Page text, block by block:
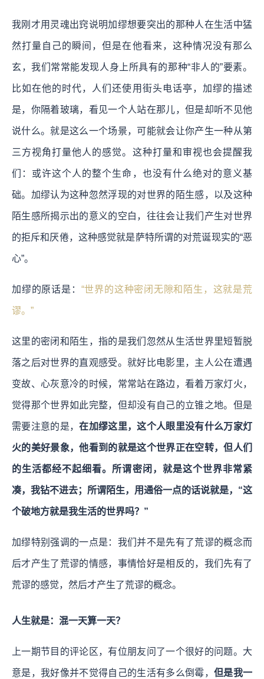
我刚才用灵魂出窍说明加缪想要突出的那种人在生活中猛
然打量自己的瞬间，但是在他看来，这种情况没有那么
玄，我们常常能发现人身上所具有的那种“非人的”要素。
比如在他的时代，人们还使用街头电话亭，加缪的描述
是，你隔着玻璃，看见一个人站在那儿，但是却听不见他
说什么。就是这么一个场景，可能就会让你产生一种从第
三方视角打量他人的感觉。这种打量和审视也会提醒我
们：或许这个人的整个生命，也没有什么绝对的意义基
础。加缪认为这种忽然浮现的对世界的陌生感，以及这种
陌生感所揭示出的意义的空白，往往会让我们产生对世界
的拒斥和厌倦，这种感觉就是萨特所谓的对荒诞现实的“恶
心”。
加缪的原话是： “世界的这种密闭无隙和陌生，这就是荒
谬。”
这里的密闭和陌生，指的是我们忽然从生活世界里短暂脱
落之后对世界的直观感受。就好比电影里，主人公在遭遇
变故、心灰意冷的时候，常常站在路边，看着万家灯火，
觉得那个世界如此完整，但却没有自己的立锥之地。但是
需要注意的是，在加缪这里，这个人眼里没有什么万家灯
火的美好景象，他看到的就是这个世界正在空转，但人们
的生活都经不起细看。所谓密闭，就是这个世界非常紧
凑，我钻不进去；所谓陌生，用通俗一点的话说就是，“这
个破地方就是我生活的世界吗？”
加缪特别强调的一点是：我们并不是先有了荒谬的概念而
后才产生了荒谬的情感，事情恰好是相反的，我们先有了
荒谬的感觉，然后才产生了荒谬的概念。
人生就是：混一天算一天？
上一期节目的评论区，有位朋友问了一个很好的问题。大
意是，我好像并不觉得自己的生活有多么倒霉， 但是我一